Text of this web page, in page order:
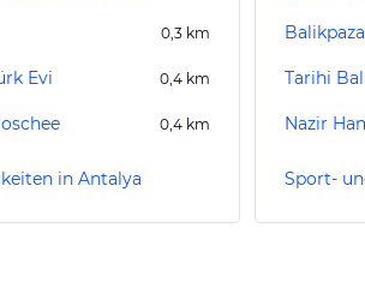
0,3 km
Evi 0,4 km
0,4 km
in Antalya
Tarihi
Nazir
Sport-